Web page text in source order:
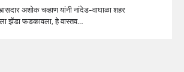
अशोक चव्हाण यांनी नांदेड-वाघाळा शहर
झेंडा फडकावला, हे वास्तव…